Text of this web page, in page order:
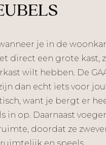
je in de
direct een grote kast,
wilt hebben. De
dan echt iets voor
want je bergt er
in op. Daarnaast
doordat ze